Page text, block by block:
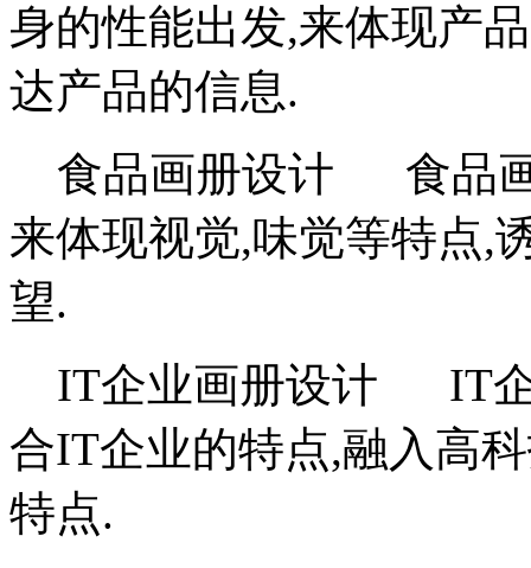
身的性能出发,来体现产
达产品的信息.
食品画册设计 食品画
来体现视觉,味觉等特点,
望.
IT企业画册设计 IT企
合IT企业的特点,融入高
特点.